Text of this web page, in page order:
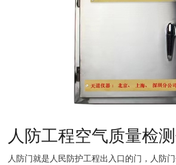
人防工程空气质量检
人防门就是人民防护工程出入口的门，人防